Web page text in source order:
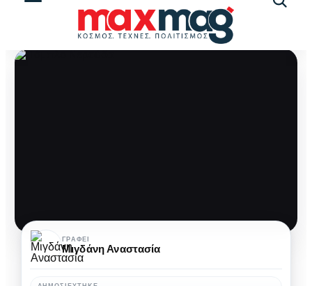
Πάμπλο
Νερούδα:
ΓΡΆΦΕΙ
Μιγδάνη Αναστασία